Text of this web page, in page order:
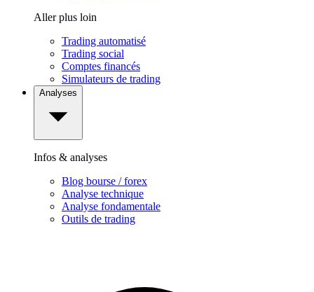
Aller plus loin
Trading automatisé
Trading social
Comptes financés
Simulateurs de trading
Analyses
Infos & analyses
Blog bourse / forex
Analyse technique
Analyse fondamentale
Outils de trading